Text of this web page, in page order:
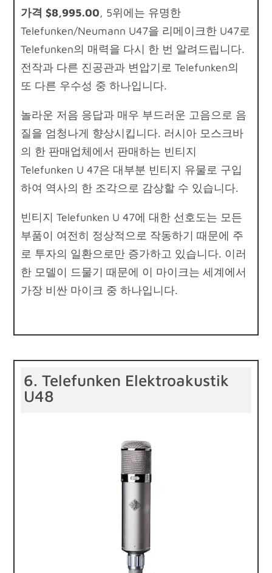
가격 $8,995.00, 5위에는 유명한
Telefunken/Neumann U47을 리메이크한 U47로
Telefunken의 매력을 다시 한 번 알려드립니다.
전작과 다른 진공관과 변압기로 Telefunken의
또 다른 우수성 중 하나입니다.
놀라운 저음 응답과 매우 부드러운 고음으로 음
질을 엄청나게 향상시킵니다. 러시아 모스크바
의 한 판매업체에서 판매하는 빈티지
Telefunken U 47은 대부분 빈티지 유물로 구입
하여 역사의 한 조각으로 감상할 수 있습니다.
빈티지 Telefunken U 47에 대한 선호도는 모든
부품이 여전히 정상적으로 작동하기 때문에 주
로 투자의 일환으로만 증가하고 있습니다. 이러
한 모델이 드물기 때문에 이 마이크는 세계에서
가장 비싼 마이크 중 하나입니다.
6. Telefunken Elektroakustik
U48